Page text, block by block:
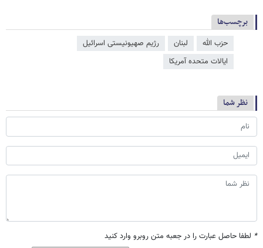
برچسب‌ها
حزب الله لبنان
رژیم صهیونیستی اسرائیل
ایالات متحده آمریکا
نظر شما
* لطفا حاصل عبارت را در جعبه متن روبرو وارد کنید